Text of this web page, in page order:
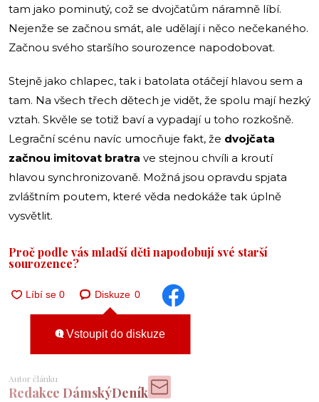
tam jako pominutý, což se dvojčatům náramně líbí.
Nejenže se začnou smát, ale udělají i něco nečekaného.
Začnou svého staršího sourozence napodobovat.
Stejně jako chlapec, tak i batolata otáčejí hlavou sem a
tam. Na všech třech dětech je vidět, že spolu mají hezký
vztah. Skvěle se totiž baví a vypadají u toho rozkošně.
Legrační scénu navíc umocňuje fakt, že dvojčata
začnou imitovat bratra ve stejnou chvíli a kroutí
hlavou synchronizovaně. Možná jsou opravdu spjata
zvláštním poutem, které věda nedokáže tak úplně
vysvětlit.
Proč podle vás mladší děti napodobují své starší
sourozence?
Diskuze 0
Vstoupit do diskuze
Autor článku
Redakce DámskýDeník